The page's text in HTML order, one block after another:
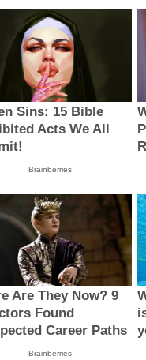
Sins: 15 Bible
Acts We All
Brainberries
Are They Now? 9
Found
Career Paths
Brainberries